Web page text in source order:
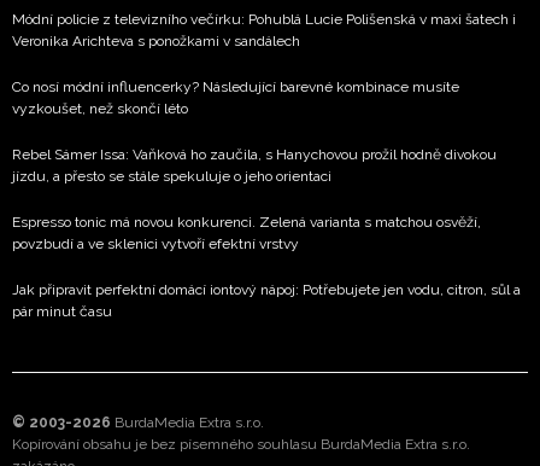
Módní policie z televizního večírku: Pohublá Lucie Polišenská v maxi šatech i
Veronika Arichteva s ponožkami v sandálech
Co nosí módní influencerky? Následující barevné kombinace musíte
vyzkoušet, než skončí léto
Rebel Sámer Issa: Vaňková ho zaučila, s Hanychovou prožil hodně divokou
jízdu, a přesto se stále spekuluje o jeho orientaci
Espresso tonic má novou konkurenci. Zelená varianta s matchou osvěží,
povzbudí a ve sklenici vytvoří efektní vrstvy
Jak připravit perfektní domácí iontový nápoj: Potřebujete jen vodu, citron, sůl a
pár minut času
© 2003-2026 BurdaMedia Extra s.r.o.
Kopírování obsahu je bez písemného souhlasu BurdaMedia Extra s.r.o.